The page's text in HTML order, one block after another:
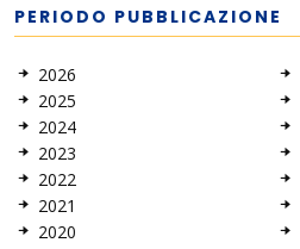
PERIODO PUBBLICAZIONE
2026
2025
2024
2023
2022
2021
2020